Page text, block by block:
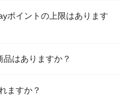
ポイントの上限はあります
はありますか？
ますか？